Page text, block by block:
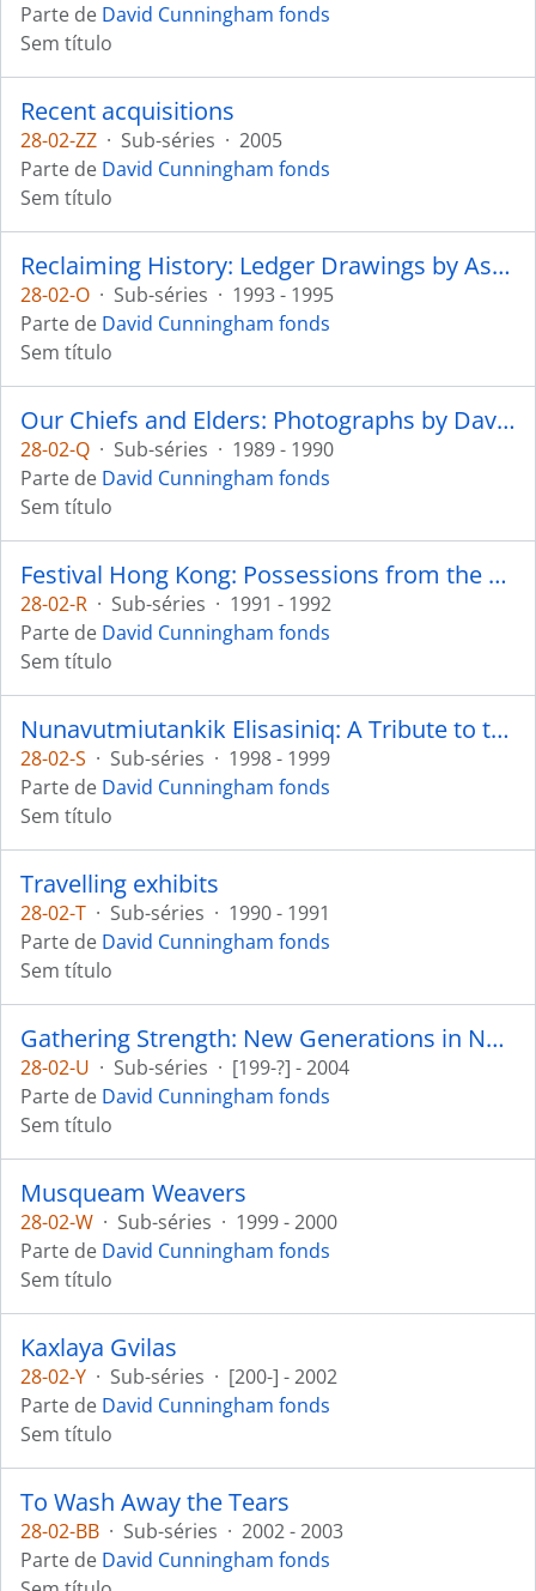
Parte de David Cunningham fonds
Sem título
Recent acquisitions
28-02-ZZ · Sub-séries · 2005
Parte de David Cunningham fonds
Sem título
Reclaiming History: Ledger Drawings by Assiniboine Artist Hongeeeysa
28-02-O · Sub-séries · 1993 - 1995
Parte de David Cunningham fonds
Sem título
Our Chiefs and Elders: Photographs by David Neel, Kwagiutl
28-02-Q · Sub-séries · 1989 - 1990
Parte de David Cunningham fonds
Sem título
Festival Hong Kong: Possessions from the Past: Objects from a Lifetime of Change and Contrasts: Hong Kong’s New Territories in the 20th Century
28-02-R · Sub-séries · 1991 - 1992
Parte de David Cunningham fonds
Sem título
Nunavutmiutankik Elisasiniq: A Tribute to the People of Nunavut
28-02-S · Sub-séries · 1998 - 1999
Parte de David Cunningham fonds
Sem título
Travelling exhibits
28-02-T · Sub-séries · 1990 - 1991
Parte de David Cunningham fonds
Sem título
Gathering Strength: New Generations in Northwest Coast Art
28-02-U · Sub-séries · [199-?] - 2004
Parte de David Cunningham fonds
Sem título
Musqueam Weavers
28-02-W · Sub-séries · 1999 - 2000
Parte de David Cunningham fonds
Sem título
Kaxlaya Gvilas
28-02-Y · Sub-séries · [200-] - 2002
Parte de David Cunningham fonds
Sem título
To Wash Away the Tears
28-02-BB · Sub-séries · 2002 - 2003
Parte de David Cunningham fonds